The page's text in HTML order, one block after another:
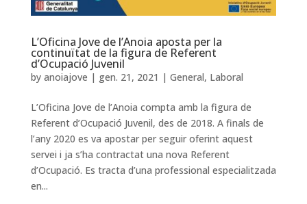
L’Oficina Jove de l’Anoia aposta per la
continuïtat de la figura de Referent
d’Ocupació Juvenil
by anoiajove | gen. 21, 2021 | General, Laboral
L’Oficina Jove de l’Anoia compta amb la figura de
Referent d’Ocupació Juvenil, des de 2018. A finals de
l’any 2020 es va apostar per seguir oferint aquest
servei i ja s’ha contractat una nova Referent
d’Ocupació. Es tracta d’una professional especialitzada
en...